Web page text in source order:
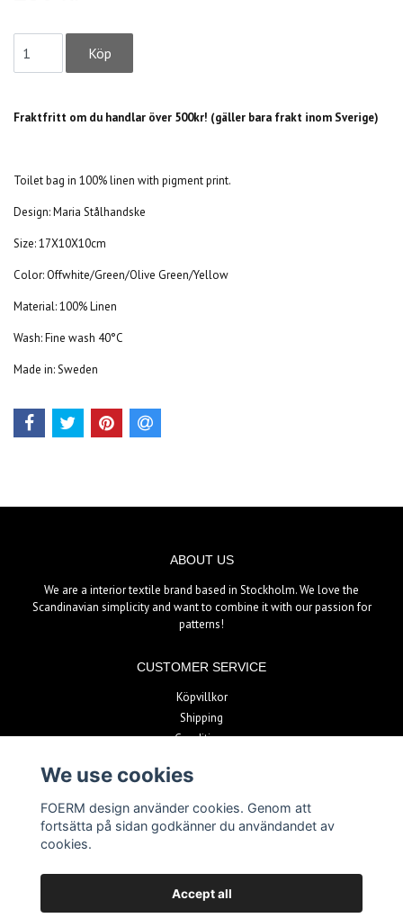
Fraktfritt om du handlar över 500kr! (gäller bara frakt inom Sverige)
Toilet bag in 100% linen with pigment print.
Design:Maria Stålhandske
Size: 17X10X10cm
Color: Offwhite/Green/Olive Green/Yellow
Material: 100% Linen
Wash: Fine wash 40°C
Made in: Sweden
ABOUT US
We are a interior textile brand based in Stockholm. We love the
Scandinavian simplicity and want to combine it with our passion for
patterns!
CUSTOMER SERVICE
Köpvillkor
Shipping
Conditions
We use cookies
FOERM design använder cookies. Genom att
fortsätta på sidan godkänner du användandet av
cookies.
Accept all